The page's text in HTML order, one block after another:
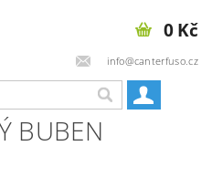
info@canterfuso.cz
0 Kč
BUBEN